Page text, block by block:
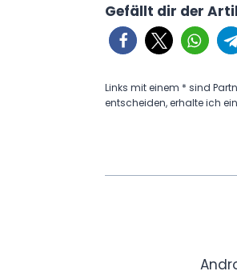
Gefällt dir der
Links mit einem * sind
entscheiden, erhalte ich